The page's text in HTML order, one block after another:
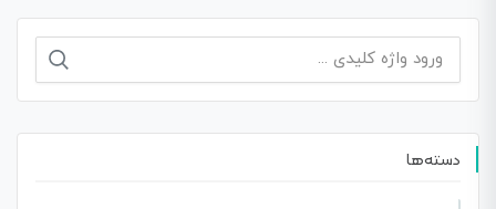
برای:
دسته‌ها